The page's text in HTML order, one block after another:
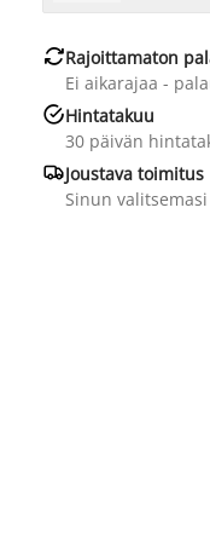
Rajoittamaton
Ei aikarajaa -
Hintatakuu
30 päivän
Joustava toimitus
Sinun